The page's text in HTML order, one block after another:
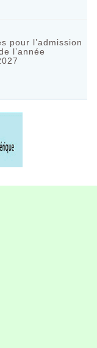
pour l’admission
l’année